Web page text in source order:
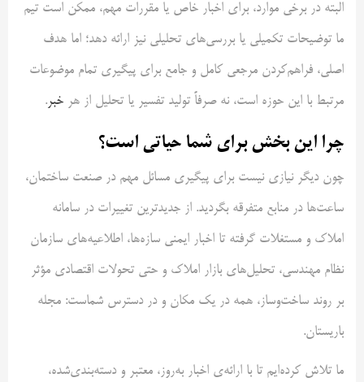
البته در برخی موارد، برای اخبار خاص یا مقررات مهم، ممکن است تیم
ما توضیحات تکمیلی یا بررسی‌های تحلیلی نیز ارائه دهد؛ اما هدف
اصلی، فراهم‌کردن مرجعی کامل و جامع برای پیگیری تمام موضوعات
مرتبط با این حوزه است، نه صرفاً تولید تفسیر یا تحلیل از هر خبر.
چرا این بخش برای شما حیاتی است؟
چون دیگر نیازی نیست برای پیگیری مسائل مهم در صنعت ساختمان،
ساعت‌ها در منابع متفرقه بگردید. از جدیدترین تغییرات در سامانه
املاک و مستغلات گرفته تا اخبار ایمنی سازه‌ها، اطلاعیه‌های سازمان
نظام مهندسی، تحلیل‌های بازار املاک و حتی تحولات اقتصادی مؤثر
بر روند ساخت‌وساز، همه در یک مکان و در دسترس شماست: مجله
باریستان.
ما تلاش کرده‌ایم تا با ارائه‌ی اخبار به‌روز، معتبر و دسته‌بندی‌شده،